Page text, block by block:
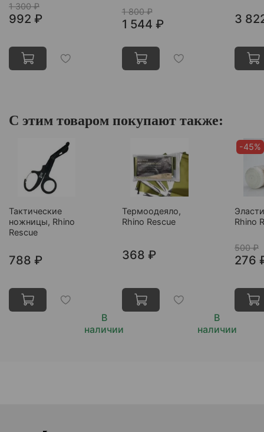
1 300 ₽
992 ₽
1 800 ₽
1 544 ₽ 3
С этим товаром покупают также:
Тактические
ножницы, Rhino
Rescue
В
наличии
788 ₽
Термоодеяло,
Rhino Rescue
В
наличии
368 ₽
-45%
Rhino
500 ₽
276